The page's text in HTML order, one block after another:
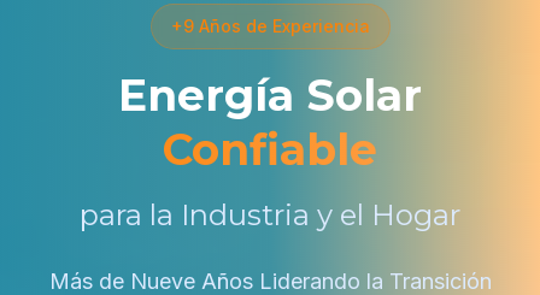
+9 Años de Experiencia
Energía Solar
Confiable
para la Industria y el Hogar
Más de Nueve Años Liderando la Transición